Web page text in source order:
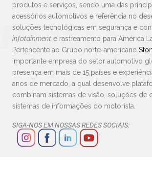
produtos e serviços, sendo uma das
acessórios automotivos e referência no
soluções tecnológicas em segurança e
infotainment e rastreamento para América
Pertencente ao Grupo norte-americano
importante empresa do setor automotivo
presença em mais de 15 países e
anos de mercado, a qual desenvolve
combinam sistemas de visão, soluções de
sistemas de informações do motorista.
SIGA-NOS EM NOSSAS REDES SOCIAIS: